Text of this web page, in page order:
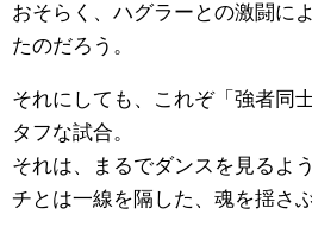
おそらく、ハグラーとの激闘に
たのだろう。
それにしても、これぞ「強者同
タフな試合。
それは、まるでダンスを見るよ
チとは一線を隔した、魂を揺さ